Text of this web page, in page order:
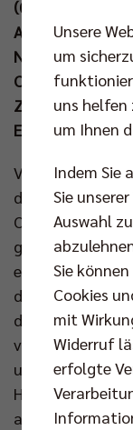
(02. Aug um
Argentinien. BR
Niroomand
Co gegen die
Zuschauer
Einzug ins
Viele deutsche
der Volleyball
Ort die
gegen die USA.
es – anders als
diesmal nicht
das Team von
vier BR Volleys
und hat beim
Hand. Das
auch Kaweh
Unsere
um
uns helfen
um Ihnen
Indem Sie
Sie
Auswahl
Sie
Cookies
mit
Widerruf
erfolgte